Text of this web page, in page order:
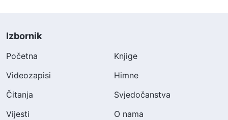
Izbornik
Početna
Knjige
Videozapisi
Himne
Čitanja
Svjedočanstva
Vijesti
O nama